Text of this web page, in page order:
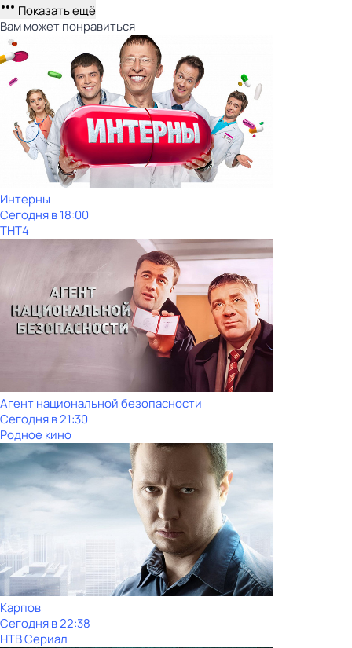
Показать ещё
Вам может понравиться
Интерны
Сегодня в 18:00
ТНТ4
Агент национальной безопасности
Сегодня в 21:30
Родное кино
Карпов
Сегодня в 22:38
НТВ Сериал